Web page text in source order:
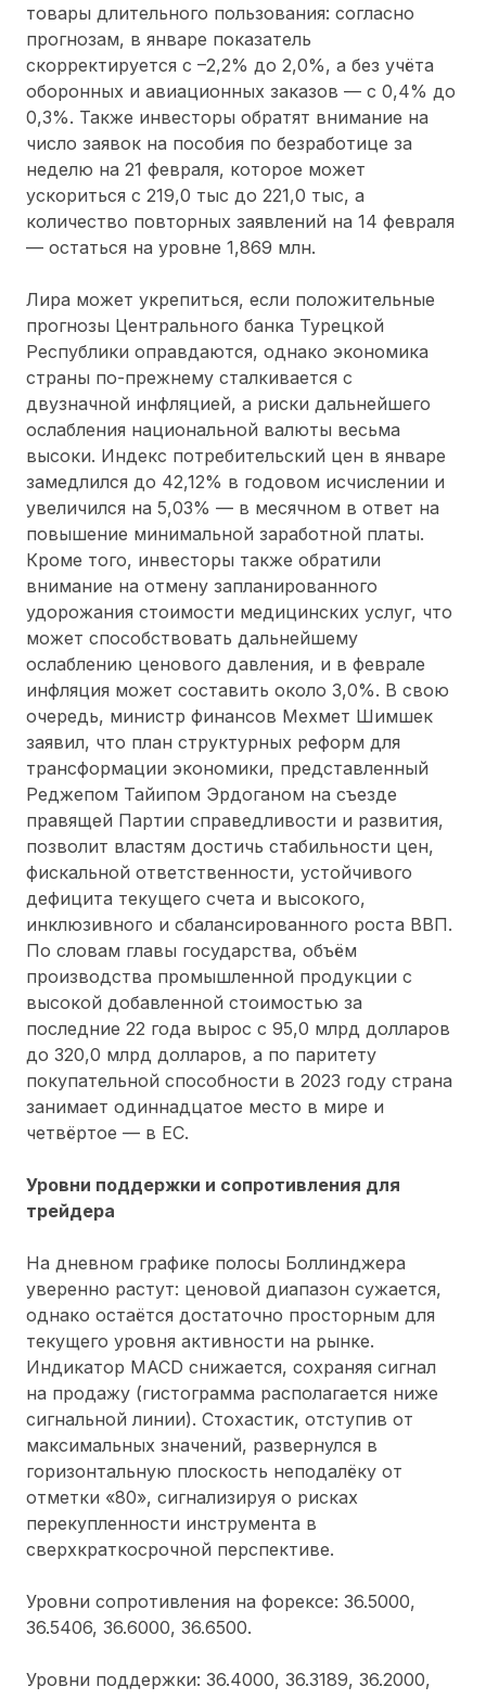
товары длительного пользования: согласно
прогнозам, в январе показатель
скорректируется с –2,2% до 2,0%, а без учёта
оборонных и авиационных заказов — с 0,4% до
0,3%. Также инвесторы обратят внимание на
число заявок на пособия по безработице за
неделю на 21 февраля, которое может
ускориться с 219,0 тыс до 221,0 тыс, а
количество повторных заявлений на 14 февраля
— остаться на уровне 1,869 млн.
Лира может укрепиться, если положительные
прогнозы Центрального банка Турецкой
Республики оправдаются, однако экономика
страны по-прежнему сталкивается с
двузначной инфляцией, а риски дальнейшего
ослабления национальной валюты весьма
высоки. Индекс потребительский цен в январе
замедлился до 42,12% в годовом исчислении и
увеличился на 5,03% — в месячном в ответ на
повышение минимальной заработной платы.
Кроме того, инвесторы также обратили
внимание на отмену запланированного
удорожания стоимости медицинских услуг, что
может способствовать дальнейшему
ослаблению ценового давления, и в феврале
инфляция может составить около 3,0%. В свою
очередь, министр финансов Мехмет Шимшек
заявил, что план структурных реформ для
трансформации экономики, представленный
Реджепом Тайипом Эрдоганом на съезде
правящей Партии справедливости и развития,
позволит властям достичь стабильности цен,
фискальной ответственности, устойчивого
дефицита текущего счета и высокого,
инклюзивного и сбалансированного роста ВВП.
По словам главы государства, объём
производства промышленной продукции с
высокой добавленной стоимостью за
последние 22 года вырос с 95,0 млрд долларов
до 320,0 млрд долларов, а по паритету
покупательной способности в 2023 году страна
занимает одиннадцатое место в мире и
четвёртое — в ЕС.
Уровни поддержки и сопротивления для
трейдера
На дневном графике полосы Боллинджера
уверенно растут: ценовой диапазон сужается,
однако остаётся достаточно просторным для
текущего уровня активности на рынке.
Индикатор MACD снижается, сохраняя сигнал
на продажу (гистограмма располагается ниже
сигнальной линии). Стохастик, отступив от
максимальных значений, развернулся в
горизонтальную плоскость неподалёку от
отметки «80», сигнализируя о рисках
перекупленности инструмента в
сверхкраткосрочной перспективе.
Уровни сопротивления на форексе: 36.5000,
36.5406, 36.6000, 36.6500.
Уровни поддержки: 36.4000, 36.3189, 36.2000,